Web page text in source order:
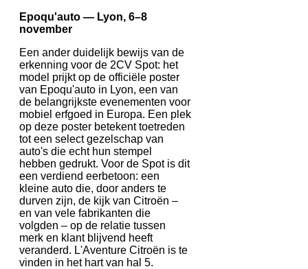
Epoqu'auto — Lyon, 6–8
november
Een ander duidelijk bewijs van de
erkenning voor de 2CV Spot: het
model prijkt op de officiële poster
van Epoqu'auto in Lyon, een van
de belangrijkste evenementen voor
mobiel erfgoed in Europa. Een plek
op deze poster betekent toetreden
tot een select gezelschap van
auto's die echt hun stempel
hebben gedrukt. Voor de Spot is dit
een verdiend eerbetoon: een
kleine auto die, door anders te
durven zijn, de kijk van Citroën –
en van vele fabrikanten die
volgden – op de relatie tussen
merk en klant blijvend heeft
veranderd. L'Aventure Citroën is te
vinden in het hart van hal 5.